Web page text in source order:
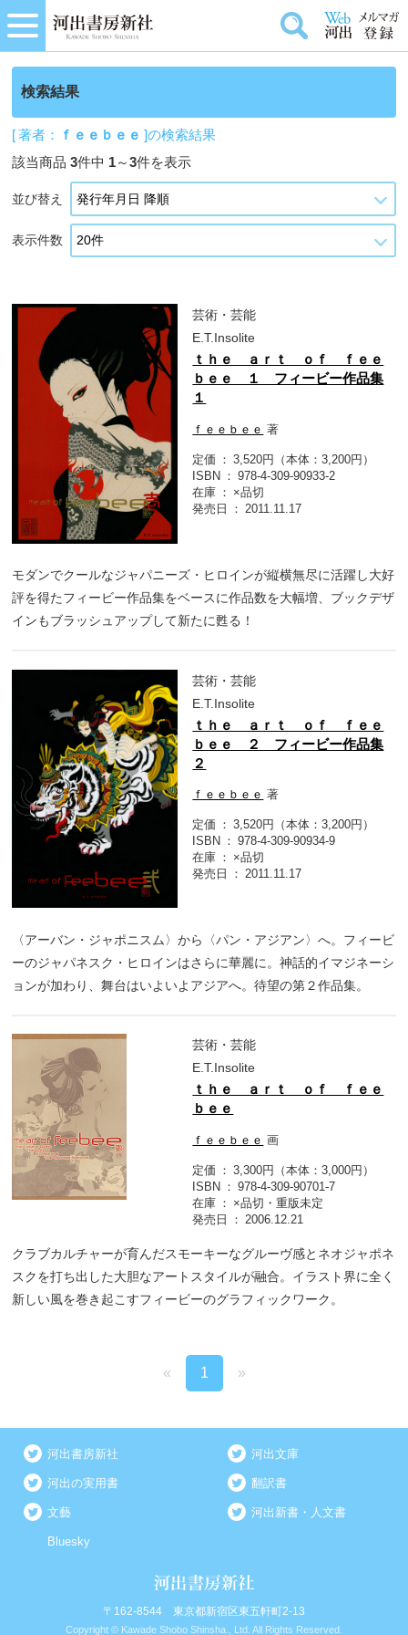
検索結果
[ 著者： ｆｅｅｂｅｅ ]の検索結果
該当商品3件中 1～3件を表示
並び替え
表示件数
芸術・芸能
E.T.Insolite
ｔｈｅ ａｒｔ ｏｆ ｆｅｅ
ｂｅｅ １ フィービー作品集
１
ｆｅｅｂｅｅ 著
定価
3,520円（本体：3,200円）
ISBN
978-4-309-90933-2
在庫
×品切
発売日
2011.11.17
モダンでクールなジャパニーズ・ヒロインが縦横無尽に活躍し大好
評を得たフィービー作品集をベースに作品数を大幅増、ブックデザ
インもブラッシュアップして新たに甦る！
芸術・芸能
E.T.Insolite
ｔｈｅ ａｒｔ ｏｆ ｆｅｅ
ｂｅｅ ２ フィービー作品集
２
ｆｅｅｂｅｅ 著
定価
3,520円（本体：3,200円）
ISBN
978-4-309-90934-9
在庫
×品切
発売日
2011.11.17
〈アーバン・ジャポニスム〉から〈パン・アジアン〉へ。フィービ
ーのジャパネスク・ヒロインはさらに華麗に。神話的イマジネーシ
ョンが加わり、舞台はいよいよアジアへ。待望の第２作品集。
芸術・芸能
E.T.Insolite
ｔｈｅ ａｒｔ ｏｆ ｆｅｅ
ｂｅｅ
ｆｅｅｂｅｅ 画
定価
3,300円（本体：3,000円）
ISBN
978-4-309-90701-7
在庫
×品切・重版未定
発売日
2006.12.21
クラブカルチャーが育んだスモーキーなグルーヴ感とネオジャポネ
スクを打ち出した大胆なアートスタイルが融合。イラスト界に全く
新しい風を巻き起こすフィービーのグラフィックワーク。
« 1 »
河出書房新社 河出文庫
河出の実用書 翻訳書
文藝 河出新書・人文書
Bluesky
〒162-8544 東京都新宿区東五軒町2-13
Copyright © Kawade Shobo Shinsha., Ltd. All Rights Reserved.